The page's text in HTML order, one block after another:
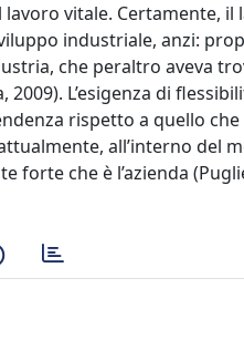
vitale. Certamente, il
industriale, anzi:
che peraltro aveva
L’esigenza di
rispetto a quello
all’interno del
che è l’azienda